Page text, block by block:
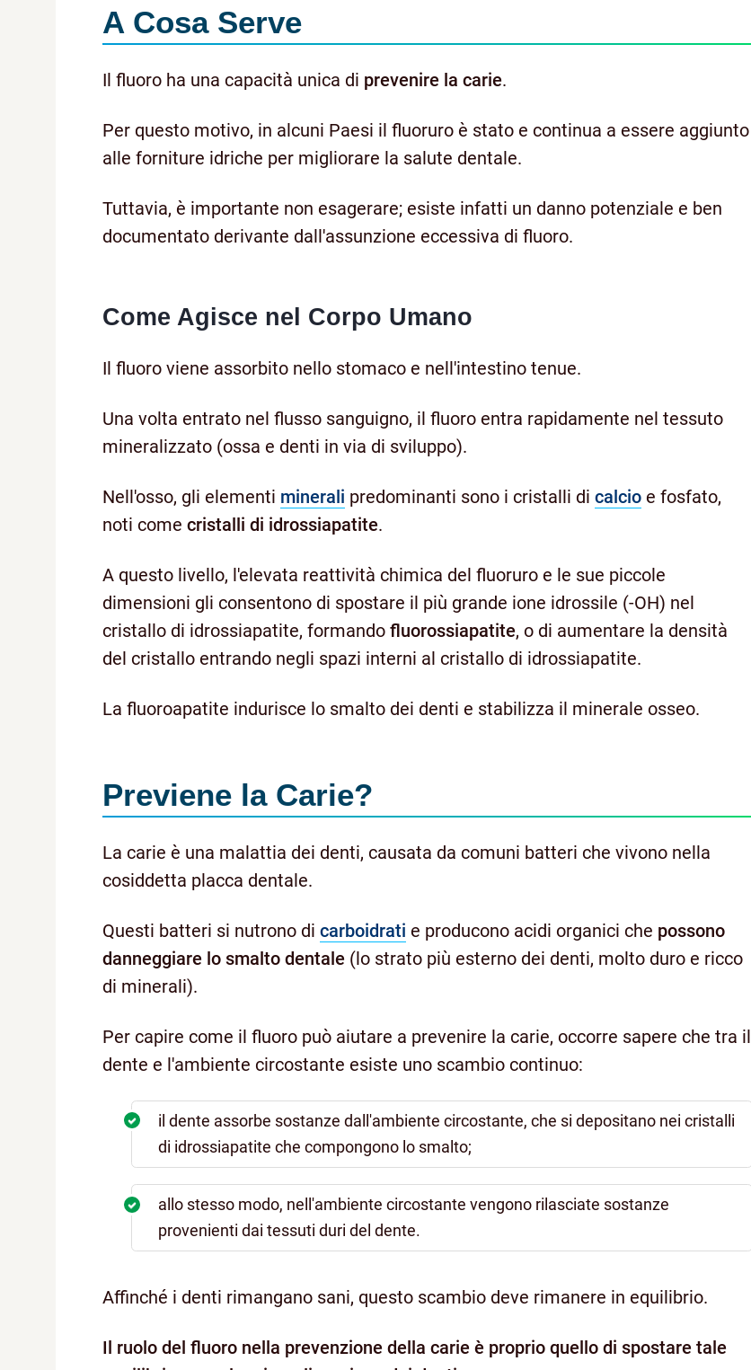
A Cosa Serve
Il fluoro ha una capacità unica di prevenire la carie.
Per questo motivo, in alcuni Paesi il fluoruro è stato e continua a essere aggiunto
alle forniture idriche per migliorare la salute dentale.
Tuttavia, è importante non esagerare; esiste infatti un danno potenziale e ben
documentato derivante dall'assunzione eccessiva di fluoro.
Come Agisce nel Corpo Umano
Il fluoro viene assorbito nello stomaco e nell'intestino tenue.
Una volta entrato nel flusso sanguigno, il fluoro entra rapidamente nel tessuto
mineralizzato (ossa e denti in via di sviluppo).
Nell'osso, gli elementi minerali predominanti sono i cristalli di calcio e fosfato,
noti come cristalli di idrossiapatite.
A questo livello, l'elevata reattività chimica del fluoruro e le sue piccole
dimensioni gli consentono di spostare il più grande ione idrossile (-OH) nel
cristallo di idrossiapatite, formando fluorossiapatite, o di aumentare la densità
del cristallo entrando negli spazi interni al cristallo di idrossiapatite.
La fluoroapatite indurisce lo smalto dei denti e stabilizza il minerale osseo.
Previene la Carie?
La carie è una malattia dei denti, causata da comuni batteri che vivono nella
cosiddetta placca dentale.
Questi batteri si nutrono di carboidrati e producono acidi organici che possono
danneggiare lo smalto dentale (lo strato più esterno dei denti, molto duro e ricco
di minerali).
Per capire come il fluoro può aiutare a prevenire la carie, occorre sapere che tra il
dente e l'ambiente circostante esiste uno scambio continuo:
il dente assorbe sostanze dall'ambiente circostante, che si depositano nei cristalli
di idrossiapatite che compongono lo smalto;
allo stesso modo, nell'ambiente circostante vengono rilasciate sostanze
provenienti dai tessuti duri del dente.
Affinché i denti rimangano sani, questo scambio deve rimanere in equilibrio.
Il ruolo del fluoro nella prevenzione della carie è proprio quello di spostare tale